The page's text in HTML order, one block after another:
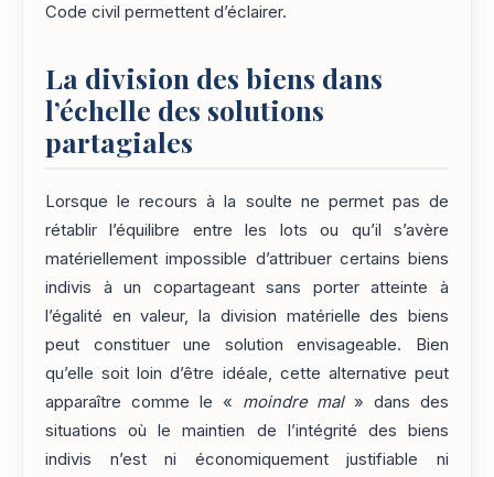
Code civil permettent d’éclairer.
La division des biens dans
l’échelle des solutions
partagiales
Lorsque le recours à la soulte ne permet pas de
rétablir l’équilibre entre les lots ou qu’il s’avère
matériellement impossible d’attribuer certains biens
indivis à un copartageant sans porter atteinte à
l’égalité en valeur, la division matérielle des biens
peut constituer une solution envisageable. Bien
qu’elle soit loin d’être idéale, cette alternative peut
apparaître comme le « moindre mal» dans des
situations où le maintien de l’intégrité des biens
indivis n’est ni économiquement justifiable ni